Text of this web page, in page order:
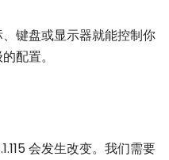
键盘或显示器就能控制你
配置。
会发生改变。我们需要